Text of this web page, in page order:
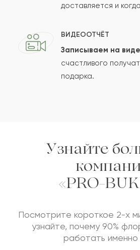
Отзыв будет опубликован
Проверяем на спам.
доставляется и
ВИДЕООТЧЁТ
Записываем на
счастливого
подарка.
Узнайте
«PRO-
Посмотрите короткое 2-х
узнайте, почему 90%
работать именно